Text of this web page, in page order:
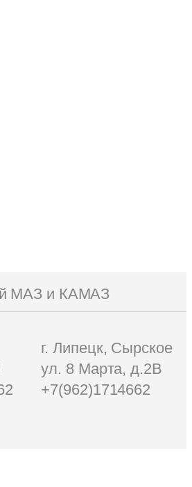
МАЗ и КАМАЗ
г. Липецк, Сырское
ул. 8 Марта, д.2В
+7(962)1714662